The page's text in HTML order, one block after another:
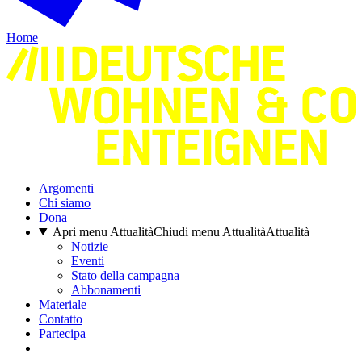
Home
Argomenti
Chi siamo
Dona
Apri menu AttualitàChiudi menu AttualitàAttualità
Notizie
Eventi
Stato della campagna
Abbonamenti
Materiale
Contatto
Partecipa